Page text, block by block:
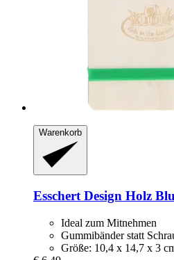
Warenkorb
Esschert Design Holz
Ideal zum Mitnehmen
Gummibänder statt
Größe: 10,4 x 14,7 x 3